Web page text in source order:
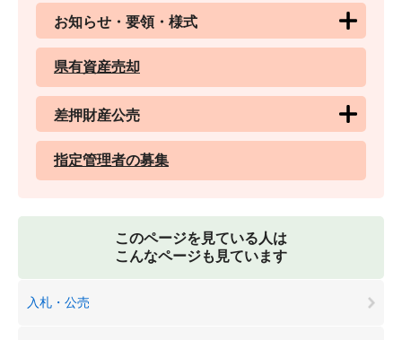
お知らせ・要領・様式
県有資産売却
差押財産公売
指定管理者の募集
このページを見ている人は
こんなページも見ています
入札・公売